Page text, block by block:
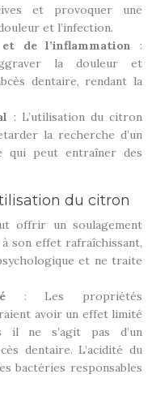
et provoquer une
et l’infection.
de l’inflammation :
la douleur et
dentaire, rendant la
: L’utilisation du citron
la recherche d’un
qui peut entraîner des
du citron
offrir un soulagement
son effet rafraîchissant,
et ne traite
: Les propriétés
avoir un effet limité
il ne s’agit pas d’un
dentaire. L’acidité du
bactéries responsables